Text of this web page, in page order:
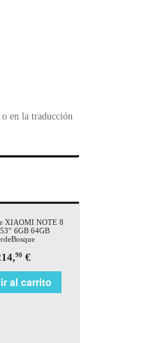
en la traducción
XIAOMI NOTE 8
6GB 64GB
90 €
al carrito